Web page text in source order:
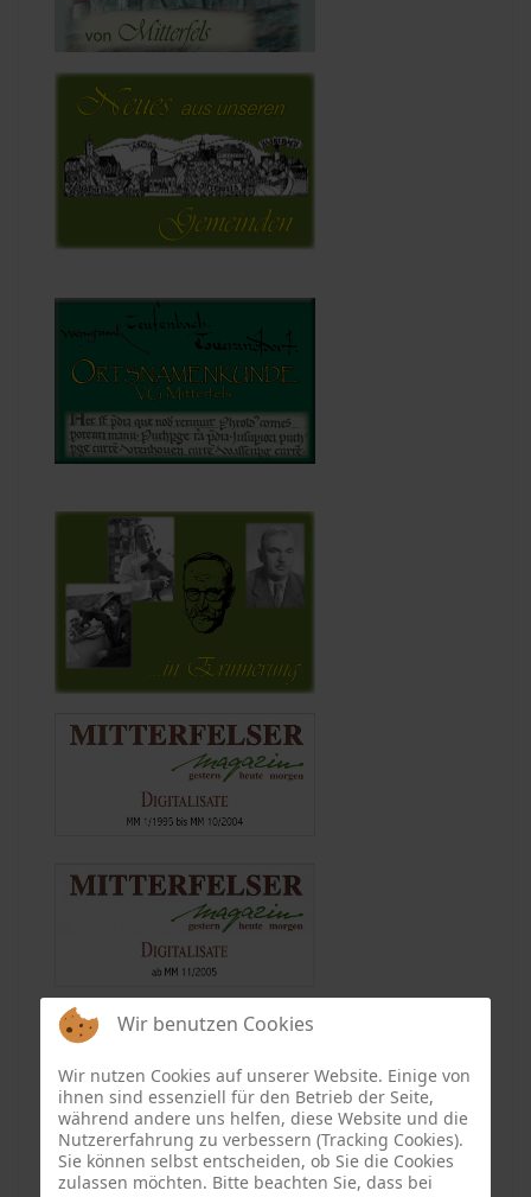
Wir benutzen Cookies
Wir nutzen Cookies auf unserer Website. Einige von
ihnen sind essenziell für den Betrieb der Seite,
während andere uns helfen, diese Website und die
Nutzererfahrung zu verbessern (Tracking Cookies).
Sie können selbst entscheiden, ob Sie die Cookies
zulassen möchten. Bitte beachten Sie, dass bei